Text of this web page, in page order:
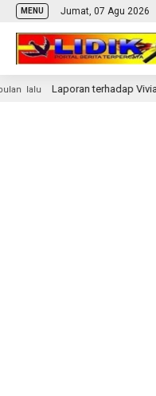
MENU Jumat, 07 Agu 2026
lalu Laporan terhadap Vivian